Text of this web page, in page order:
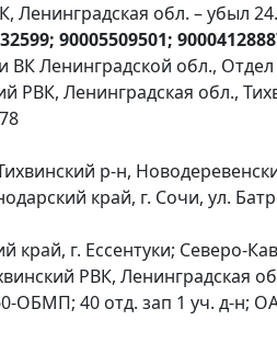
Ленинградская обл. – убыл
90005509501;
Ленинградской обл.,
РВК, Ленинградская обл.,
р-н,
край, г. Сочи, ул.
г. Ессентуки; Северо-
РВК, Ленинградская
ОБМП; 40 отд. зап 1 уч. д-н;